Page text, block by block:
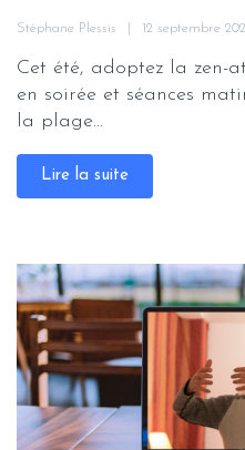
Stéphane Plessis 12 septembre
Cet été, adoptez la zen-
en soirée et séances
la plage...
Lire la suite